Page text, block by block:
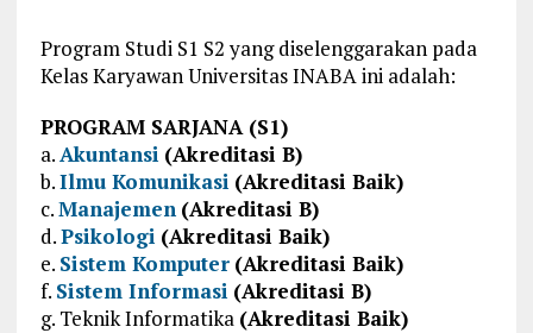
Program Studi S1 S2 yang diselenggarakan pada
Kelas Karyawan Universitas INABA ini adalah:
PROGRAM SARJANA (S1)
a.Akuntansi (Akreditasi B)
b.Ilmu Komunikasi (Akreditasi Baik)
c.Manajemen (Akreditasi B)
d.Psikologi (Akreditasi Baik)
e. Sistem Komputer (Akreditasi Baik)
f. Sistem Informasi (Akreditasi B)
g. Teknik Informatika (Akreditasi Baik)